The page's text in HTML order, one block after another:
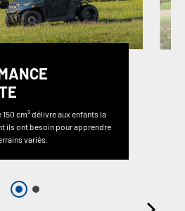
cm³ délivre aux enfants la
ils ont besoin pour apprendre
variés.